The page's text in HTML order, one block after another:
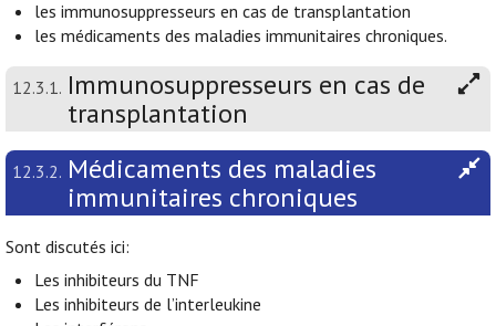
les immunosuppresseurs en cas de transplantation
les médicaments des maladies immunitaires chroniques.
12.3.1. Immunosuppresseurs en cas de
transplantation
12.3.2. Médicaments des maladies
immunitaires chroniques
Sont discutés ici:
Les inhibiteurs du TNF
Les inhibiteurs de l’interleukine